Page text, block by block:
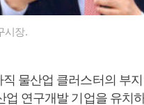
시장.
물산업 클러스터의 부
업 연구개발 기업을 유치